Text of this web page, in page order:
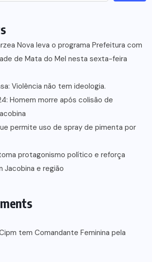
Nova leva o programa Prefeitura com
de Mata do Mel nesta sexta-feira
Violência não tem ideologia.
Homem morre após colisão de
permite uso de spray de pimenta por
protagonismo político e reforça
Jacobina e região
tem Comandante Feminina pela